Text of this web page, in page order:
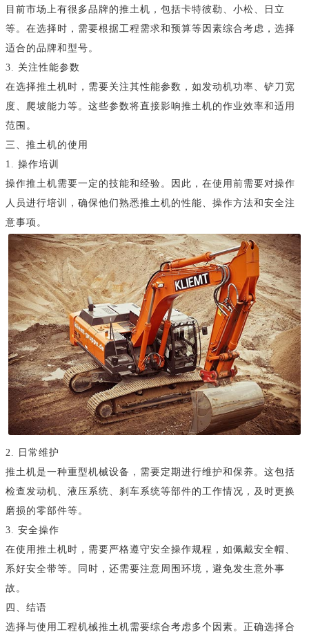
目前市场上有很多品牌的推土机，包括卡特彼勒、小松、日立
等。在选择时，需要根据工程需求和预算等因素综合考虑，选择
适合的品牌和型号。
3. 关注性能参数
在选择推土机时，需要关注其性能参数，如发动机功率、铲刀宽
度、爬坡能力等。这些参数将直接影响推土机的作业效率和适用
范围。
三、推土机的使用
1. 操作培训
操作推土机需要一定的技能和经验。因此，在使用前需要对操作
人员进行培训，确保他们熟悉推土机的性能、操作方法和安全注
意事项。
2. 日常维护
推土机是一种重型机械设备，需要定期进行维护和保养。这包括
检查发动机、液压系统、刹车系统等部件的工作情况，及时更换
磨损的零部件等。
3. 安全操作
在使用推土机时，需要严格遵守安全操作规程，如佩戴安全帽、
系好安全带等。同时，还需要注意周围环境，避免发生意外事
故。
四、结语
选择与使用工程机械推土机需要综合考虑多个因素。正确选择合